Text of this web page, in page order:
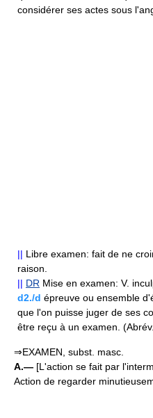
considérer ses actes sous
|| Libre examen: fait de ne
raison.
|| DR Mise en examen: V.
d2./d épreuve ou ensemble
que l'on puisse juger de ses
être reçu à un examen. (Abrév.
⇒EXAMEN, subst. masc.
A.— [L'action se fait par
Action de regarder